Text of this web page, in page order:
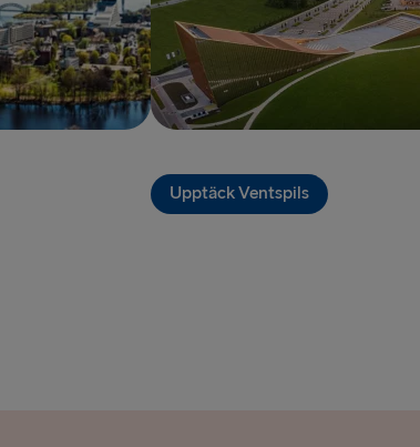
Rosslare → Fishguard
Belfast → Cairnryan
Belfast → Liverpool
Holyhead → Dublin
Upptäck Ventspils